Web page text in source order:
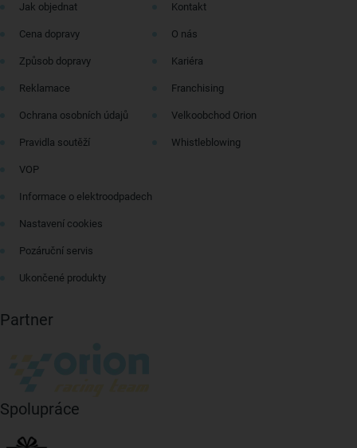
Jak objednat
Cena dopravy
Způsob dopravy
Reklamace
Ochrana osobních údajů
Pravidla soutěží
VOP
Informace o elektroodpadech
Nastavení cookies
Pozáruční servis
Ukončené produkty
Kontakt
O nás
Kariéra
Franchising
Velkoobchod Orion
Whistleblowing
Partner
Spolupráce